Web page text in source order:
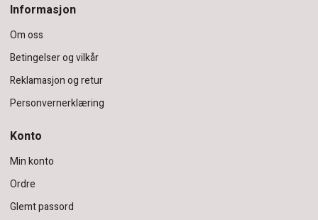
Informasjon
Om oss
Betingelser og vilkår
Reklamasjon og retur
Personvernerklæring
Konto
Min konto
Ordre
Glemt passord